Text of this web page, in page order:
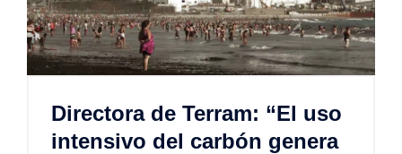
Directora de Terram: “El uso
intensivo del carbón genera